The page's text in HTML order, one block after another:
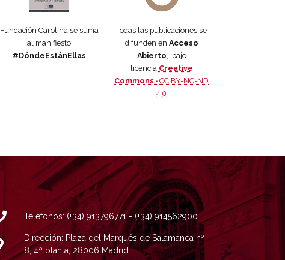
Fundación Carolina se suma
al manifiesto
#DóndeEstánEllas
Todas las publicaciones se
difunden en Acceso
Abierto , bajo
licencia Creative
Commons ·CC BY-NC-ND
4.0
Teléfonos: (+34) 913796771 - (+34) 914562900
Dirección: Plaza del Marqués de Salamanca nº
8, 4ª planta, 28006 Madrid.